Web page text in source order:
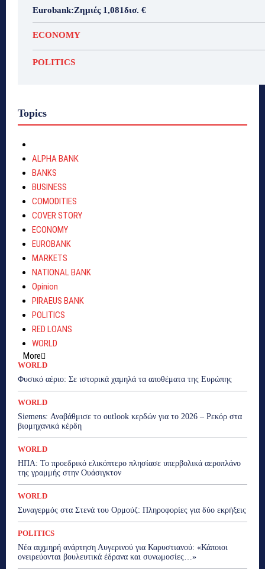
Eurobank:Ζημιές 1,081δισ. €
ECONOMY
POLITICS
Topics
ALPHA BANK
BANKS
BUSINESS
COMODITIES
COVER STORY
ECONOMY
EUROBANK
MARKETS
NATIONAL BANK
Opinion
PIRAEUS BANK
POLITICS
RED LOANS
WORLD
More
WORLD
Φυσικό αέριο: Σε ιστορικά χαμηλά τα αποθέματα της Ευρώπης
WORLD
Siemens: Αναβάθμισε το outlook κερδών για το 2026 – Ρεκόρ στα
βιομηχανικά κέρδη
WORLD
ΗΠΑ: Το προεδρικό ελικόπτερο πλησίασε υπερβολικά αεροπλάνο
της γραμμής στην Ουάσιγκτον
WORLD
Συναγερμός στα Στενά του Ορμούζ: Πληροφορίες για δύο εκρήξεις
POLITICS
Νέα αιχμηρή ανάρτηση Αυγερινού για Καρυστιανού: «Κάποιοι
ονειρεύονται βουλευτικά έδρανα και συνωμοσίες…»